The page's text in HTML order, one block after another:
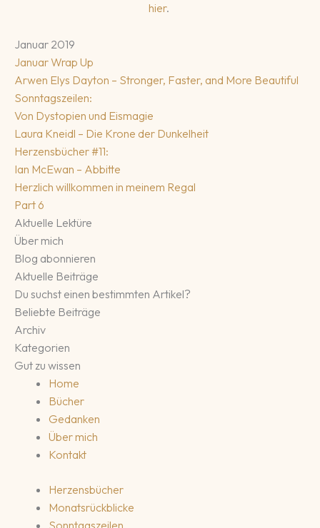
hier.
Januar 2019
Januar Wrap Up
Arwen Elys Dayton – Stronger, Faster, and More Beautiful
Sonntagszeilen:
Von Dystopien und Eismagie
Laura Kneidl – Die Krone der Dunkelheit
Herzensbücher #11:
Ian McEwan – Abbitte
Herzlich willkommen in meinem Regal
Part 6
Aktuelle Lektüre
Über mich
Blog abonnieren
Aktuelle Beiträge
Du suchst einen bestimmten Artikel?
Beliebte Beiträge
Archiv
Kategorien
Gut zu wissen
Home
Bücher
Gedanken
Über mich
Kontakt
Herzensbücher
Monatsrückblicke
Sonntagszeilen